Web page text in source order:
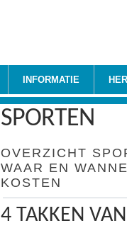
INFORMATIE
SPORTEN
OVERZICHT
WAAR EN
KOSTEN
4 TAKKEN